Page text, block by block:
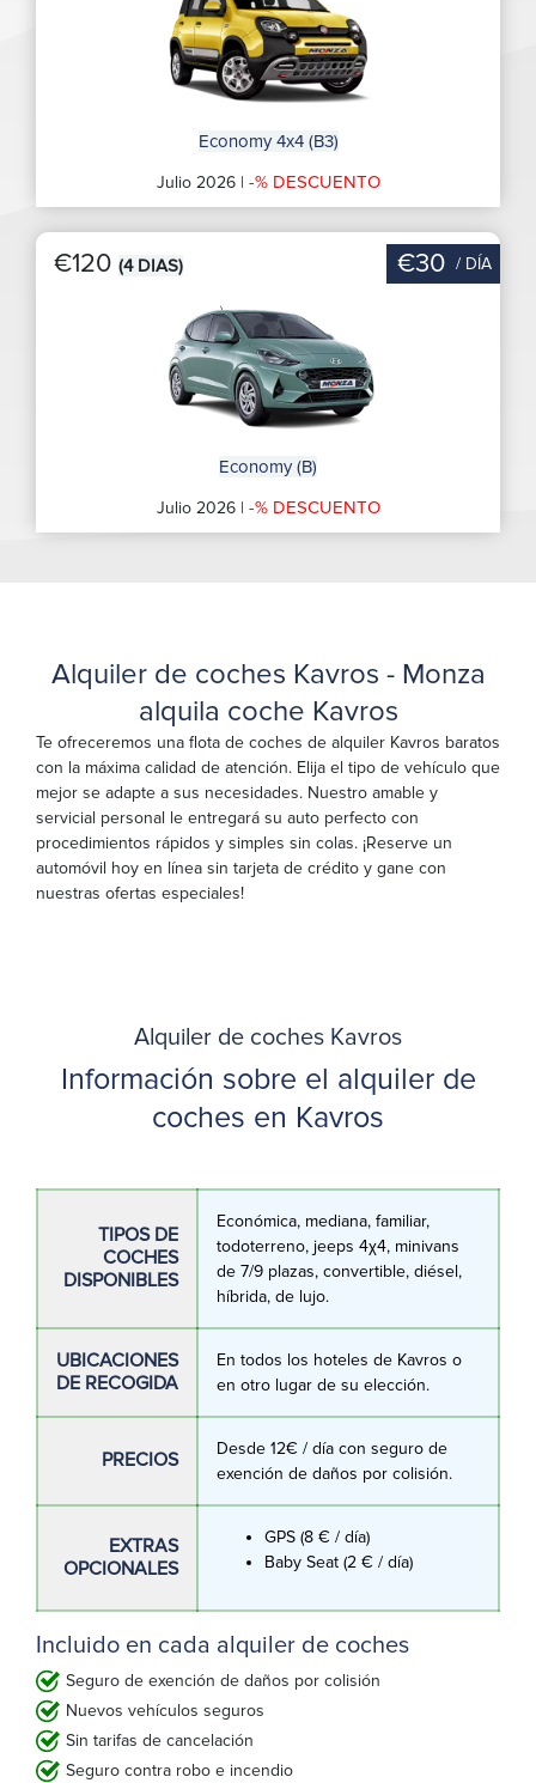
Economy 4x4 (B3)
Julio 2026 | -% DESCUENTO
€120 (4 DIAS) €30 / DÍA
Economy (B)
Julio 2026 | -% DESCUENTO
Alquiler de coches Kavros - Monza
alquila coche Kavros
Te ofreceremos una flota de coches de alquiler Kavros baratos
con la máxima calidad de atención. Elija el tipo de vehículo que
mejor se adapte a sus necesidades. Nuestro amable y
servicial personal le entregará su auto perfecto con
procedimientos rápidos y simples sin colas. ¡Reserve un
automóvil hoy en línea sin tarjeta de crédito y gane con
nuestras ofertas especiales!
Alquiler de coches Kavros
Información sobre el alquiler de
coches en Kavros
TIPOS DE
COCHES
DISPONIBLES
Económica, mediana, familiar,
todoterreno, jeeps 4χ4, minivans
de 7/9 plazas, convertible, diésel,
híbrida, de lujo.
UBICACIONES
DE RECOGIDA
En todos los hoteles de Kavros o
en otro lugar de su elección.
PRECIOS
Desde 12€ / día con seguro de
exención de daños por colisión.
EXTRAS
OPCIONALES
GPS (8 € / día)
Baby Seat (2 € / día)
Incluido en cada alquiler de coches
Seguro de exención de daños por colisión
Nuevos vehículos seguros
Sin tarifas de cancelación
Seguro contra robo e incendio